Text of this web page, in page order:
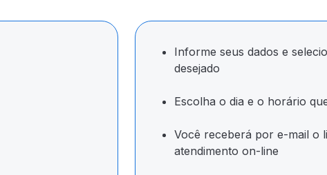
Informe seus dados e
desejado
Escolha o dia e o horário
Você receberá por e-mail o
atendimento on-line